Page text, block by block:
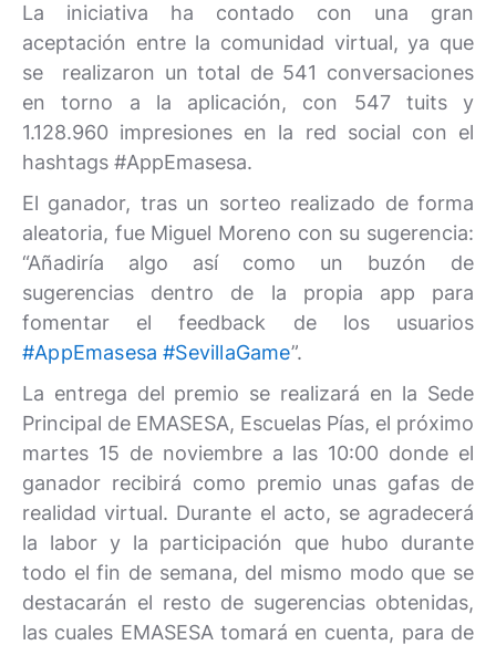
La iniciativa ha contado con una gran
aceptación entre la comunidad virtual, ya que
se realizaron un total de 541 conversaciones
en torno a la aplicación, con 547 tuits y
1.128.960 impresiones en la red social con el
hashtags #AppEmasesa.
El ganador, tras un sorteo realizado de forma
aleatoria, fue Miguel Moreno con su sugerencia:
“Añadiría algo así como un buzón de
sugerencias dentro de la propia app para
fomentar el feedback de los usuarios
#AppEmasesa #SevillaGame”.
La entrega del premio se realizará en la Sede
Principal de EMASESA, Escuelas Pías, el próximo
martes 15 de noviembre a las 10:00 donde el
ganador recibirá como premio unas gafas de
realidad virtual. Durante el acto, se agradecerá
la labor y la participación que hubo durante
todo el fin de semana, del mismo modo que se
destacarán el resto de sugerencias obtenidas,
las cuales EMASESA tomará en cuenta, para de